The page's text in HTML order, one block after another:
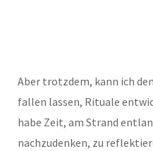
Aber trotzdem, kann ich
fallen lassen, Rituale
habe Zeit, am Strand
nachzudenken, zu